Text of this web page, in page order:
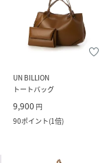
UN BILLION
トートバッグ
9,900 円
90ポイント(1倍)